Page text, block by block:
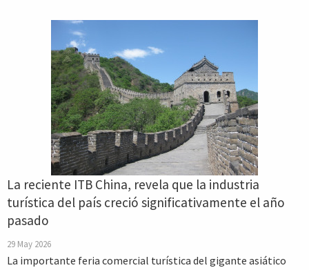
La reciente ITB China, revela que la industria
turística del país creció significativamente el año
pasado
29 May 2026
La importante feria comercial turística del gigante asiático